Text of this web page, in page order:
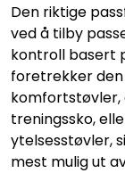
Den riktige
ved å tilby
kontroll basert
foretrekker
treningssko,
ytelsesstøvler,
mest mulig ut